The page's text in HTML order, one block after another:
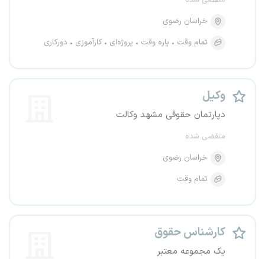
خراسان رضوی
تمام وقت
پاره وقت پروژه‌ای کارآموزی دورکاری
وکیل
دپارتمان حقوقی مشهد وکالت
منقضی شده
خراسان رضوی
تمام وقت
کارشناس حقوق
یک مجموعه معتبر